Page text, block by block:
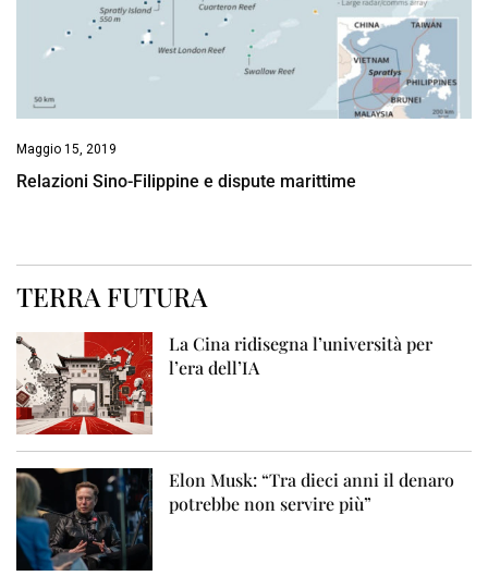
Maggio 15, 2019
Relazioni Sino-Filippine e dispute marittime
TERRA FUTURA
La Cina ridisegna l’università per
l’era dell’IA
Elon Musk: “Tra dieci anni il denaro
potrebbe non servire più”